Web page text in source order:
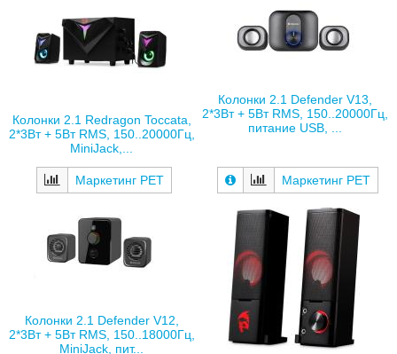
Колонки 2.1 Redragon Toccata,
2*3Вт + 5Вт RMS, 150..20000Гц,
MiniJack,...
Маркетинг РЕТ
Колонки 2.1 Defender V13,
2*3Вт + 5Вт RMS, 150..20000Гц,
питание USB, ...
Маркетинг РЕТ
Колонки 2.1 Defender V12,
2*3Вт + 5Вт RMS, 150..18000Гц,
MiniJack, пит...